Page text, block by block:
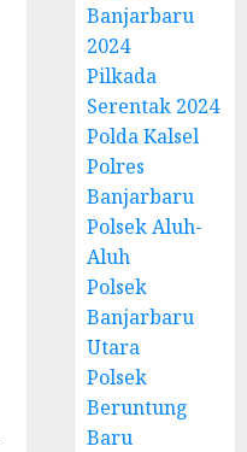
Banjarbaru
2024
Pilkada
Serentak 2024
Polda Kalsel
Polres
Banjarbaru
Polsek Aluh-
Aluh
Polsek
Banjarbaru
Utara
Polsek
Beruntung
Baru